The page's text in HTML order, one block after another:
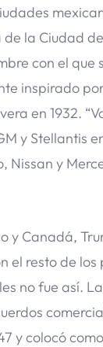
la Ciudad
con el que
inspirado
en 1932.
y Stellantis
Nissan y
y Canadá,
el resto de los
no fue así.
y colocó